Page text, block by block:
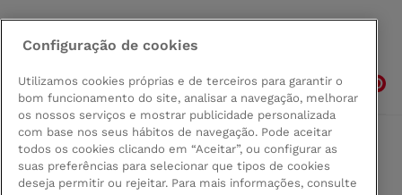
Siga-nos
Comprar na Madeira
Política de privacidad
Termos e Condições
Configuração de cookies
Utilizamos cookies próprias e de terceiros para garantir o
bom funcionamento do site, analisar a navegação, melhorar
os nossos serviços e mostrar publicidade personalizada
com base nos seus hábitos de navegação. Pode aceitar
todos os cookies clicando em “Aceitar”, ou configurar as
suas preferências para selecionar que tipos de cookies
deseja permitir ou rejeitar. Para mais informações, consulte